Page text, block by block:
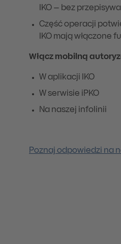
IKO – bez
Część operacji
IKO mają włączone
Włącz mobilną
W aplikacji IKO
W serwisie iPKO
Na naszej infolinii
Poznaj odpowiedzi na